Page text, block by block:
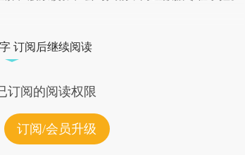
订阅后继续阅读
订阅的阅读权限
订阅/会员升级